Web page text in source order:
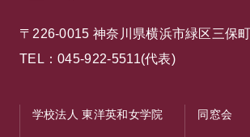
〒226-0015 神奈川県横浜市緑区三保
TEL：045-922-5511(代表)
学校法人 東洋英和女学院 同窓会